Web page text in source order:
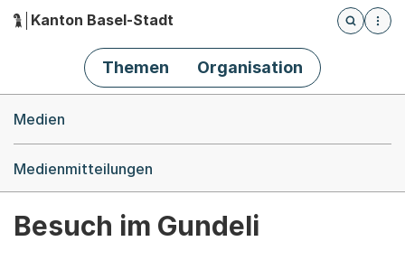
Hauptnavigation
Kanton Basel-Stadt
Öffnet
Themen Organisation
Medien
Medienmitteilungen
Besuch im Gundeli